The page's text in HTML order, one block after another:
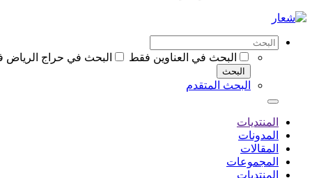
البحث في العناوين فقط البحث في حراج
البحث
البحث المتقدم
المنتديات
المدونات
المقالات
المجموعات
المنتديات